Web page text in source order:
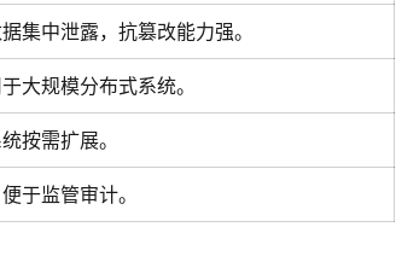
集中泄露，抗篡改能力强。
大规模分布式系统。
按需扩展。
于监管审计。